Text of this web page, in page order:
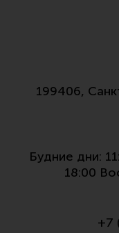
Инструменты и другие
Шомполы и наборы
Ершики, вишеры,
Линия Огня
199406,
Будние дни:
18:00
+7